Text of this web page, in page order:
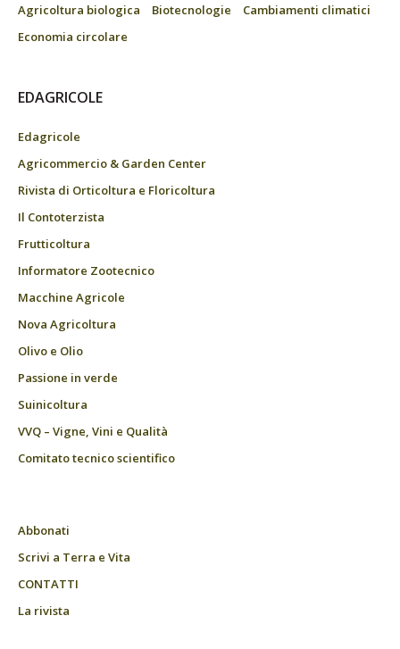
Agricoltura biologica
Biotecnologie
Cambiamenti climatici
Economia circolare
EDAGRICOLE
Edagricole
Agricommercio & Garden Center
Rivista di Orticoltura e Floricoltura
Il Contoterzista
Frutticoltura
Informatore Zootecnico
Macchine Agricole
Nova Agricoltura
Olivo e Olio
Passione in verde
Suinicoltura
VVQ – Vigne, Vini e Qualità
Comitato tecnico scientifico
Abbonati
Scrivi a Terra e Vita
CONTATTI
La rivista